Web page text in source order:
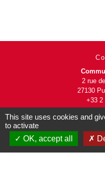
2 rue
27130
+33 2
This site uses cookies and
to activate
OK, accept all